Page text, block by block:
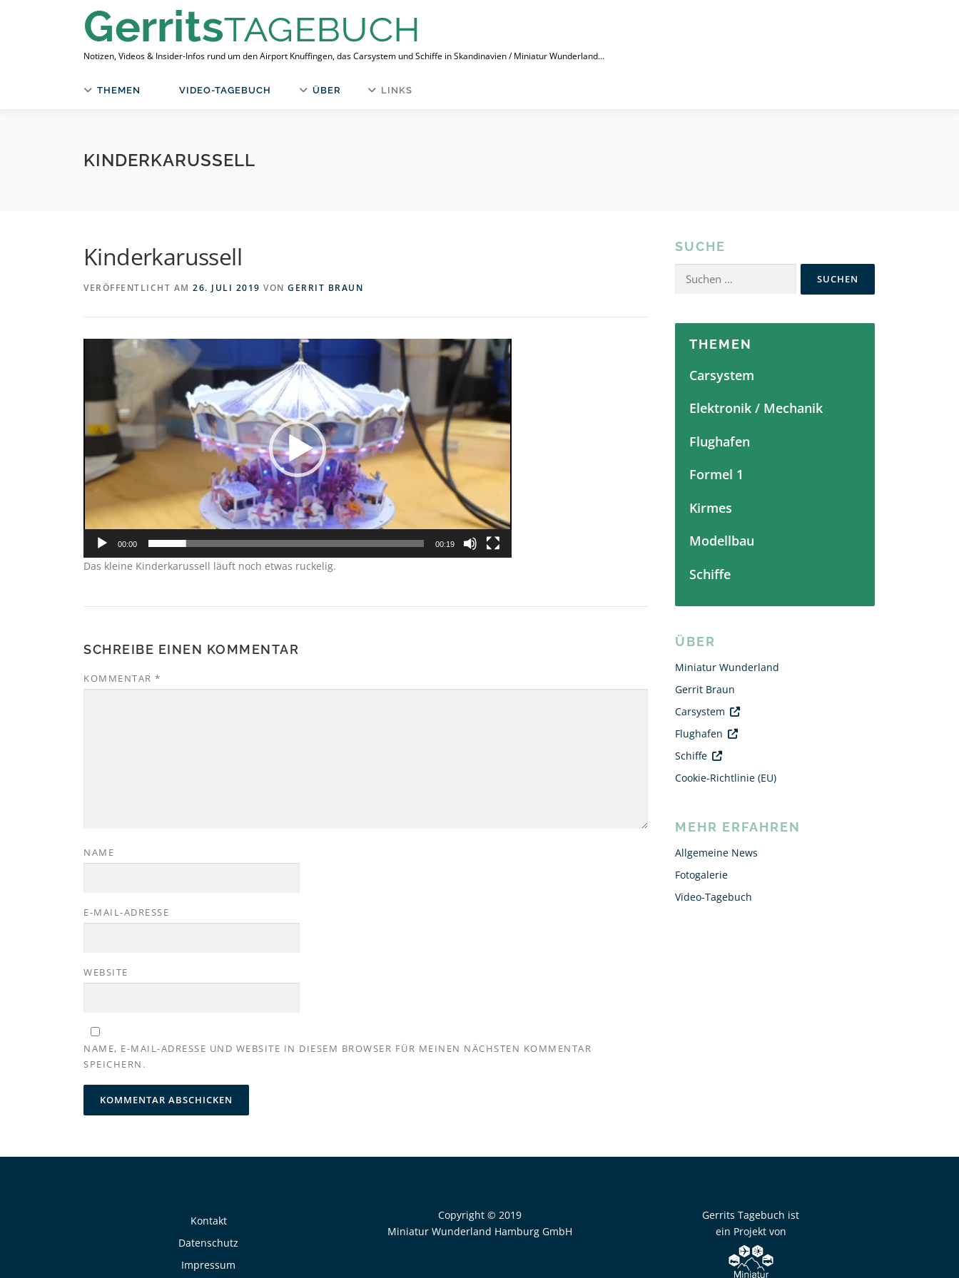
Notizen, Videos & Insider-Infos rund um den Airport Knuffingen, das Carsystem und Schiffe in Skandinavien / Miniatur Wunderland…
THEMEN VIDEO-TAGEBUCH ÜBER LINKS
KINDERKARUSSELL
Kinderkarussell
VERÖFFENTLICHT AM 26. JULI 2019 VON GERRIT BRAUN
00:00 00:19
Das kleine Kinderkarussell läuft noch etwas ruckelig.
SCHREIBE EINEN KOMMENTAR
KOMMENTAR *
NAME
E-MAIL-ADRESSE
WEBSITE
NAME, E-MAIL-ADRESSE UND WEBSITE IN DIESEM BROWSER FÜR MEINEN NÄCHSTEN KOMMENTAR
SPEICHERN.
SUCHE
Suchen
nach:
THEMEN
Carsystem
Elektronik / Mechanik
Flughafen
Formel 1
Kirmes
Modellbau
Schiffe
ÜBER
Miniatur Wunderland
Gerrit Braun
Carsystem
Flughafen
Schiffe
Cookie-Richtlinie (EU)
MEHR ERFAHREN
Allgemeine News
Fotogalerie
Video-Tagebuch
Kontakt
Datenschutz
Impressum
Copyright © 2019
Miniatur Wunderland Hamburg GmbH
Gerrits Tagebuch ist
ein Projekt von